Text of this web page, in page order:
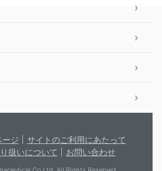
ージ
サイトのご利用にあたって
扱いについて
お問い合わせ